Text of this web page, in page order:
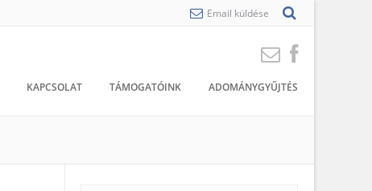
Email küldése
KAPCSOLAT TÁMOGATÓINK ADOMÁNYGYŰJTÉS